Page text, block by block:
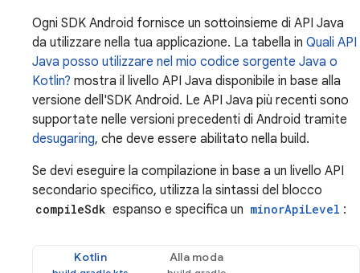
Ogni SDK Android fornisce un sottoinsieme di API Java
da utilizzare nella tua applicazione. La tabella in Quali API
Java posso utilizzare nel mio codice sorgente Java o
Kotlin? mostra il livello API Java disponibile in base alla
versione dell'SDK Android. Le API Java più recenti sono
supportate nelle versioni precedenti di Android tramite
desugaring, che deve essere abilitato nella build.
Se devi eseguire la compilazione in base a un livello API
secondario specifico, utilizza la sintassi del blocco
compileSdk espanso e specifica un minorApiLevel :
Kotlin Alla moda